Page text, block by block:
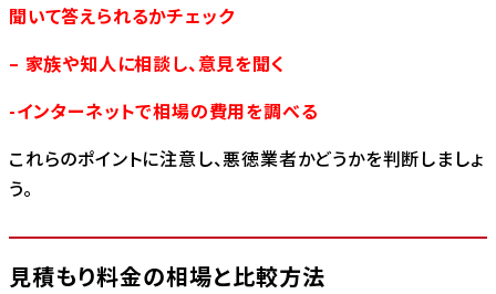
聞いて答えられるかチェック
– 家族や知人に相談し、意見を聞く
-インターネットで相場の費用を調べる
これらのポイントに注意し、悪徳業者かどうかを判断しましょ
う。
見積もり料金の相場と比較方法